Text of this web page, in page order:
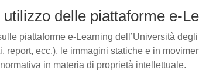
delle piattaforme e-
piattaforme e-Learning dell’Università
report, ecc.), le immagini statiche e in
in materia di proprietà intellettuale.